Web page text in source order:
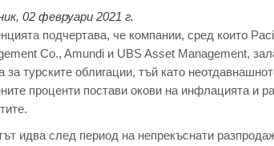
02 февруари 2021 г.
подчертава, че компании, сред които
Co., Amundi и UBS Asset Management,
за турските облигации, тъй като
проценти постави окови на инфлацията и
идва след период на непрекъснати